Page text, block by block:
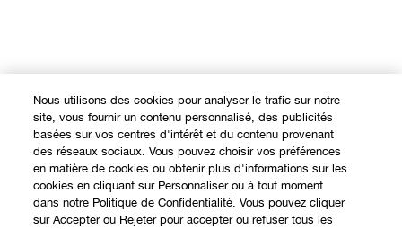
Nous utilisons des cookies pour analyser le trafic sur notre
site, vous fournir un contenu personnalisé, des publicités
basées sur vos centres d'intérêt et du contenu provenant
des réseaux sociaux. Vous pouvez choisir vos préférences
en matière de cookies ou obtenir plus d'informations sur les
cookies en cliquant sur Personnaliser ou à tout moment
dans notre Politique de Confidentialité. Vous pouvez cliquer
sur Accepter ou Rejeter pour accepter ou refuser tous les